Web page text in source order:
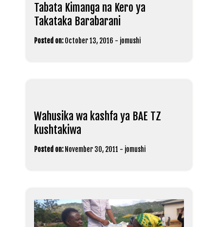
Tabata Kimanga na Kero ya
Takataka Barabarani
Posted on: October 13, 2016 - jomushi
Wahusika wa kashfa ya BAE TZ
kushtakiwa
Posted on: November 30, 2011 - jomushi